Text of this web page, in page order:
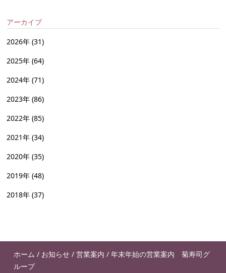
アーカイブ
2026年 (31)
2025年 (64)
2024年 (71)
2023年 (86)
2022年 (85)
2021年 (34)
2020年 (35)
2019年 (48)
2018年 (37)
ホーム / お知らせ/ 営業案内 / 年末年始の営業案内 菊寿司グ
ループ